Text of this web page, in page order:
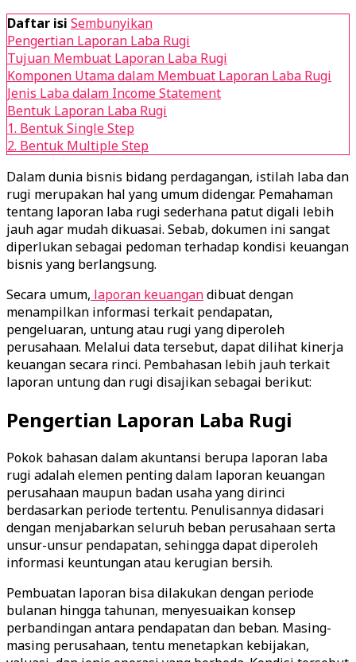
Daftar isi Sembunyikan
Pengertian Laporan Laba Rugi
Tujuan Membuat Laporan Laba Rugi
Komponen Utama dalam Membuat Laporan Laba Rugi
Jenis Laba dalam Income Statement
Bentuk Laporan Laba Rugi
1. Bentuk Single Step
2. Bentuk Multiple Step
Dalam dunia bisnis bidang perdagangan, istilah laba dan
rugi merupakan hal yang umum didengar. Pemahaman
tentang laporan laba rugi sederhana patut digali lebih
jauh agar mudah dikuasai. Sebab, dokumen ini sangat
diperlukan sebagai pedoman terhadap kondisi keuangan
bisnis yang berlangsung.
Secara umum, laporan keuangandibuat dengan
menampilkan informasi terkait pendapatan,
pengeluaran, untung atau rugi yang diperoleh
perusahaan. Melalui data tersebut, dapat dilihat kinerja
keuangan secara rinci. Pembahasan lebih jauh terkait
laporan untung dan rugi disajikan sebagai berikut:
Pengertian Laporan Laba Rugi
Pokok bahasan dalam akuntansi berupa laporan laba
rugi adalah elemen penting dalam laporan keuangan
perusahaan maupun badan usaha yang dirinci
berdasarkan periode tertentu. Penulisannya didasari
dengan menjabarkan seluruh beban perusahaan serta
unsur-unsur pendapatan, sehingga dapat diperoleh
informasi keuntungan atau kerugian bersih.
Pembuatan laporan bisa dilakukan dengan periode
bulanan hingga tahunan, menyesuaikan konsep
perbandingan antara pendapatan dan beban. Masing-
masing perusahaan, tentu menetapkan kebijakan,